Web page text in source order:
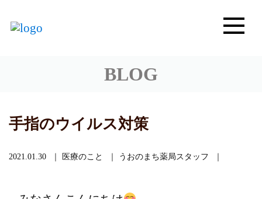
BLOG
手指のウイルス対策
2021.01.30 医療のこと うおのまち薬局スタッフ